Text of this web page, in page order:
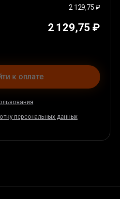
%)
2 129,75 ₽
2 129,75 ₽
к оплате
персональных данных